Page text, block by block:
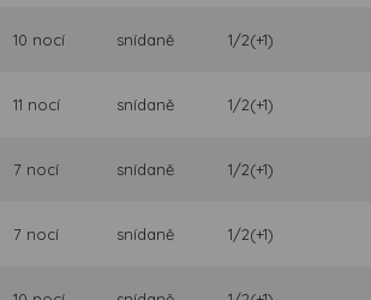
10 nocí snídaně 1/2(+1)
11 nocí snídaně 1/2(+1)
7 nocí snídaně 1/2(+1)
7 nocí snídaně 1/2(+1)